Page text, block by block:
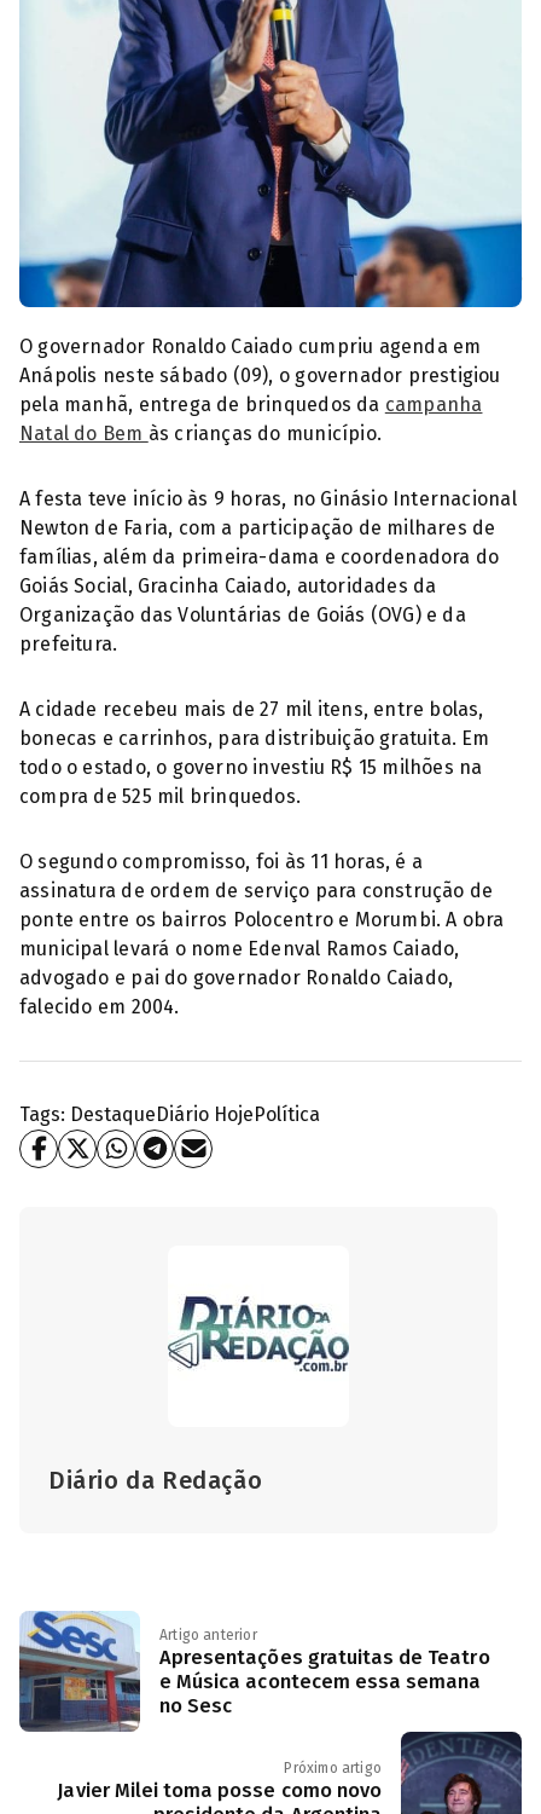
Ronaldo Caiado governador de Goiás (Foto: Reprodução)
O governador Ronaldo Caiado cumpriu agenda em
Anápolis neste sábado (09), o governador prestigiou
pela manhã, entrega de brinquedos da campanha
Natal do Bem às crianças do município.
A festa teve início às 9 horas, no Ginásio Internacional
Newton de Faria, com a participação de milhares de
famílias, além da primeira-dama e coordenadora do
Goiás Social, Gracinha Caiado, autoridades da
Organização das Voluntárias de Goiás (OVG) e da
prefeitura.
A cidade recebeu mais de 27 mil itens, entre bolas,
bonecas e carrinhos, para distribuição gratuita. Em
todo o estado, o governo investiu R$ 15 milhões na
compra de 525 mil brinquedos.
O segundo compromisso, foi às 11 horas, é a
assinatura de ordem de serviço para construção de
ponte entre os bairros Polocentro e Morumbi. A obra
municipal levará o nome Edenval Ramos Caiado,
advogado e pai do governador Ronaldo Caiado,
falecido em 2004.
Tags: DestaqueDiário HojePolítica
Diário da Redação
Artigo anterior
Apresentações gratuitas de Teatro
e Música acontecem essa semana
no Sesc
Próximo artigo
Javier Milei toma posse como novo